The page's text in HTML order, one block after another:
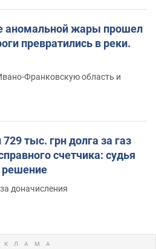
аномальной жары прошел
превратились в реки.
Франковскую область и
тыс. грн долга за газ
счетчика: судья
доначисления